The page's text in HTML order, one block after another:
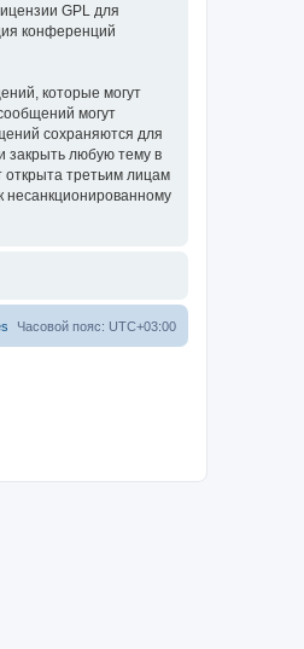
GPL для
конференций
которые могут
могут
сохраняются для
закрыть любую тему в
открыта третьим лицам
несанкционированному
Часовой пояс: UTC+03:00